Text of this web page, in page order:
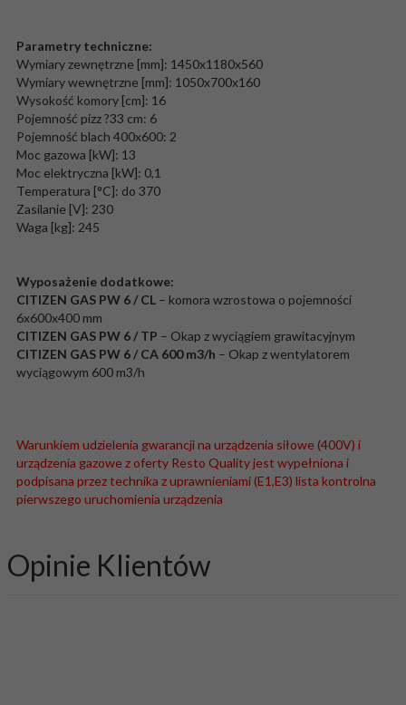
Parametry techniczne:
Wymiary zewnętrzne [mm]: 1450x1180x560
Wymiary wewnętrzne [mm]: 1050x700x160
Wysokość komory [cm]: 16
Pojemność pizz ?33 cm: 6
Pojemność blach 400x600: 2
Moc gazowa [kW]: 13
Moc elektryczna [kW]: 0,1
Temperatura [°C]: do 370
Zasilanie [V]: 230
Waga [kg]: 245
Wyposażenie dodatkowe:
CITIZEN GAS PW 6 / CL – komora wzrostowa o pojemności
6x600x400 mm
CITIZEN GAS PW 6 / TP – Okap z wyciągiem grawitacyjnym
CITIZEN GAS PW 6 / CA 600 m3/h – Okap z wentylatorem
wyciągowym 600 m3/h
Warunkiem udzielenia gwarancji na urządzenia siłowe (400V) i
urządzenia gazowe z oferty Resto Quality jest wypełniona i
podpisana przez technika z uprawnieniami (E1,E3) lista kontrolna
pierwszego uruchomienia urządzenia
Opinie Klientów